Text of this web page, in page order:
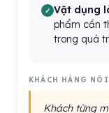
Vật dụng
phẩm cần
trong quá
KHÁCH HÀNG
Khách từng